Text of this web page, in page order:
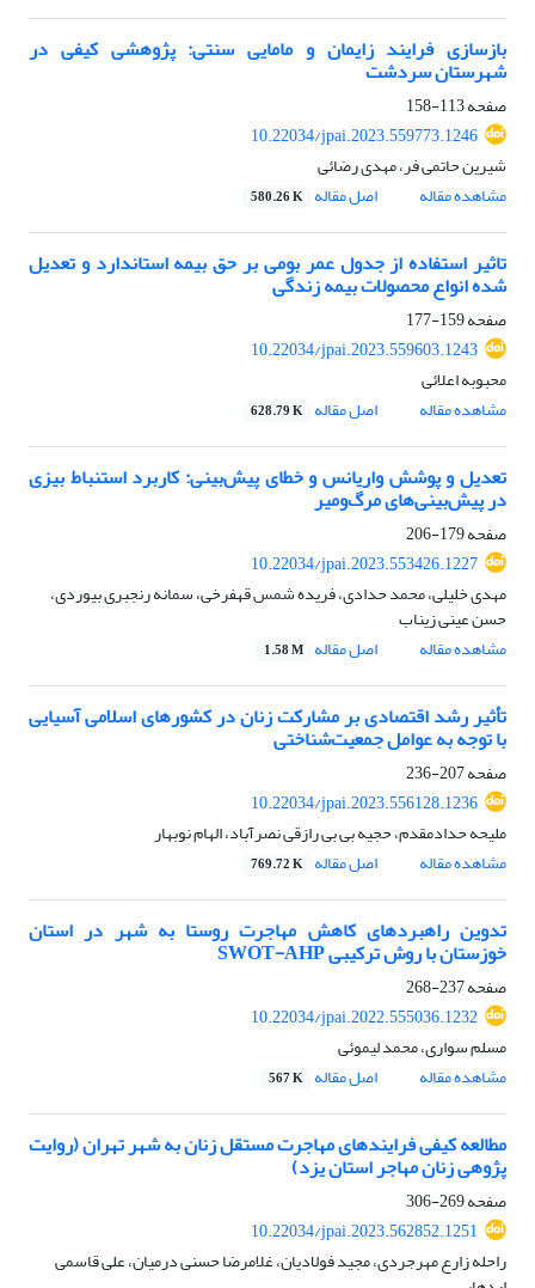
بازسازی فرایند زایمان و مامایی سنتی: پژوهشی کیفی در
شهرستان سردشت
صفحه113-158
10.22034/jpai.2023.559773.1246
شیرین حاتمی فر، مهدی رضائی
مشاهده مقاله
اصل مقاله 580.26 K
تاثیر استفاده از جدول عمر بومی بر حق بیمه استاندارد و تعدیل
شده انواع محصولات بیمه زندگی
صفحه159-177
10.22034/jpai.2023.559603.1243
محبوبه اعلائی
مشاهده مقاله
اصل مقاله 628.79 K
تعدیل و پوشش واریانس و خطای پیش‌بینی: کاربرد استنباط بیزی
در پیش‌بینی‌های مرگ‌ومیر
صفحه179-206
10.22034/jpai.2023.553426.1227
مهدی خلیلی، محمد حدادی، فریده شمس قهفرخی، سمانه رنجبری بیوردی،
حسن عینی زیناب
مشاهده مقاله
اصل مقاله 1.58 M
تأثیر رشد اقتصادی بر مشارکت زنان در کشورهای اسلامی آسیایی
با توجه به عوامل جمعیت‌شناختی
صفحه207-236
10.22034/jpai.2023.556128.1236
ملیحه حدادمقدم، حجیه بی بی رازقی نصرآباد، الهام نوبهار
مشاهده مقاله
اصل مقاله 769.72 K
تدوین راهبردهای کاهش مهاجرت روستا به شهر در استان
خوزستان با روش ترکیبی SWOT-AHP
صفحه237-268
10.22034/jpai.2022.555036.1232
مسلم سواری، محمد لیموئی
مشاهده مقاله
اصل مقاله 567 K
مطالعه کیفی فرایندهای مهاجرت مستقل زنان به شهر تهران (روایت
پژوهی زنان مهاجر استان یزد)
صفحه269-306
10.22034/jpai.2023.562852.1251
راحله زارع مهرجردی، مجید فولادیان، غلامرضا حسنی درمیان، علی قاسمی